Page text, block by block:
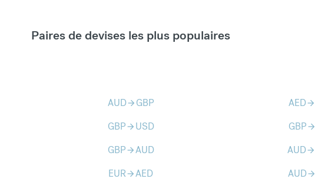
Paires de devises les plus populaires
AUDarrow_forward GBP AEDarrow_forward
GBParrow_forward USD GBParrow_forward
GBParrow_forwardAUD AUDarrow_forward
EURarrow_forwardAED AUDarrow_forward